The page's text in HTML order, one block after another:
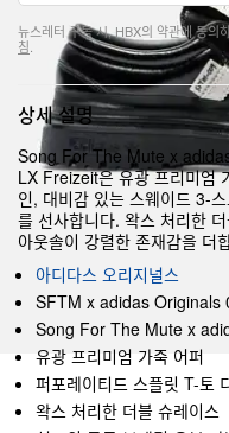
뉴스레터 구독 시, HBX의 약관에 동의
침
상세 설명
Song For The Mute x
LX Freizeit은 유광 프리미엄
인, 대비감 있는 스웨이드 3-
를 선사합니다. 왁스 처리한
아웃솔이 강렬한 존재감을 더
아디다스 오리지널스
SFTM x adidas Originals
Song For The Mute x
유광 프리미엄 가죽 어퍼
퍼포레이티드 스플릿 T-토
왁스 처리한 더블 슈레이스